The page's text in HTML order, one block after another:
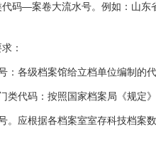
码—案卷大流水号。例如：山
：
：各级档案馆给立档单位编制的
类代码：按照国家档案局《规定》
号。应根据各档案室室存科技档